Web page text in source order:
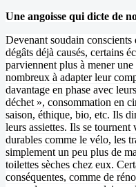
Une angoisse qui dicte de
Devenant soudain conscients
dégâts déjà causés, certains
parviennent plus à mener
nombreux à adapter leur
davantage en phase avec
déchet », consommation en
saison, éthique, bio, etc. Ils
leurs assiettes. Ils se tournent
durables comme le vélo, les
simplement un peu plus de
toilettes sèches chez eux.
conséquentes, comme de